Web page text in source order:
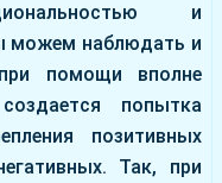
и
можем наблюдать и
помощи вполне
попытка
позитивных
Так, при